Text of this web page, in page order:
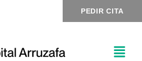
PEDIR CITA